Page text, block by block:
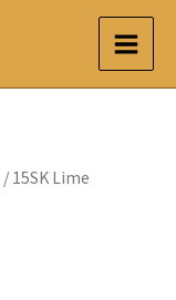
/ 15SK Lime